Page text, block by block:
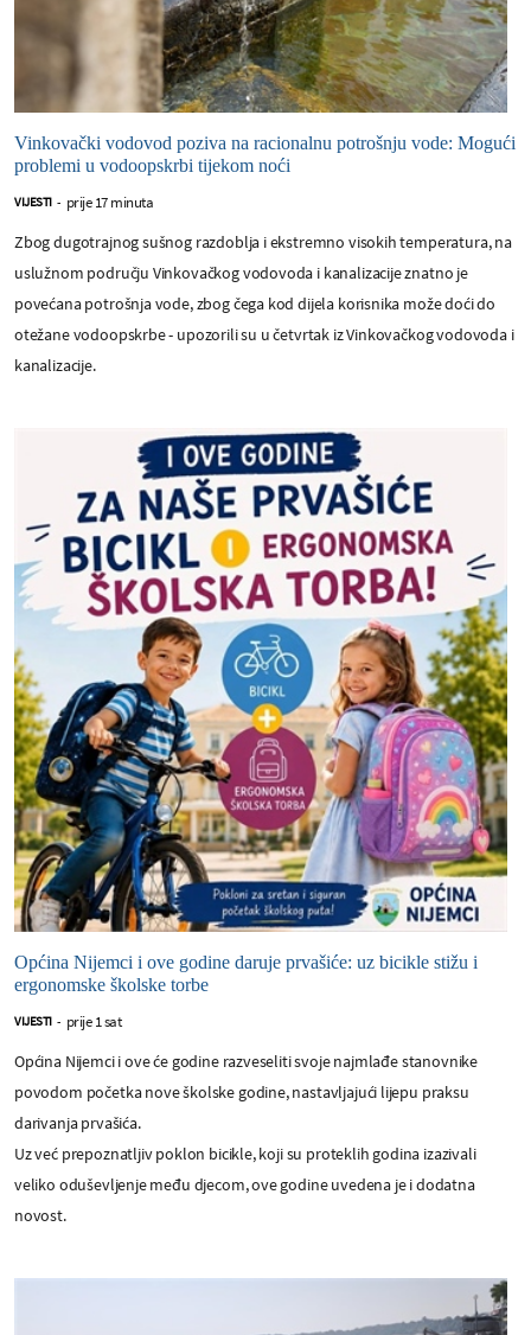
Vinkovački vodovod poziva na racionalnu potrošnju vode: Mogući
problemi u vodoopskrbi tijekom noći
VIJESTI - prije 17 minuta
Zbog dugotrajnog sušnog razdoblja i ekstremno visokih temperatura, na
uslužnom području Vinkovačkog vodovoda i kanalizacije znatno je
povećana potrošnja vode, zbog čega kod dijela korisnika može doći do
otežane vodoopskrbe - upozorili su u četvrtak iz Vinkovačkog vodovoda i
kanalizacije.
Općina Nijemci i ove godine daruje prvašiće: uz bicikle stižu i
ergonomske školske torbe
VIJESTI - prije 1 sat
Općina Nijemci i ove će godine razveseliti svoje najmlađe stanovnike
povodom početka nove školske godine, nastavljajući lijepu praksu
darivanja prvašića.
Uz već prepoznatljiv poklon bicikle, koji su proteklih godina izazivali
veliko oduševljenje među djecom, ove godine uvedena je i dodatna
novost.